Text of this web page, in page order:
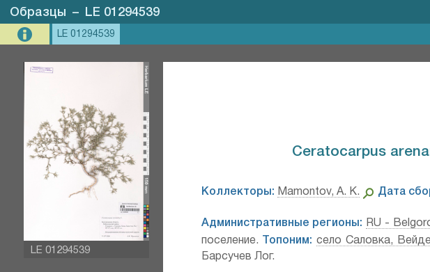
Образцы – LE 01294539
LE 01294539
LE 01294539
Ceratocarpus
Коллекторы: Mamontov, A. K. Дата
Административные регионы: RU -
поселение.
Топоним: село Саловка,
Барсучев Лог.